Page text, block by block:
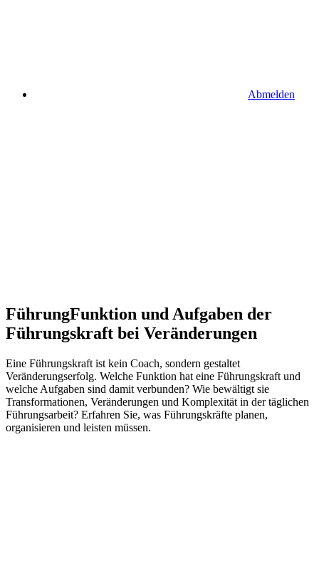
Abmelden
FührungFunktion und Aufgaben der
Führungskraft bei Veränderungen
Eine Führungskraft ist kein Coach, sondern gestaltet
Veränderungserfolg. Welche Funktion hat eine Führungskraft und
welche Aufgaben sind damit verbunden? Wie bewältigt sie
Transformationen, Veränderungen und Komplexität in der täglichen
Führungsarbeit? Erfahren Sie, was Führungskräfte planen,
organisieren und leisten müssen.